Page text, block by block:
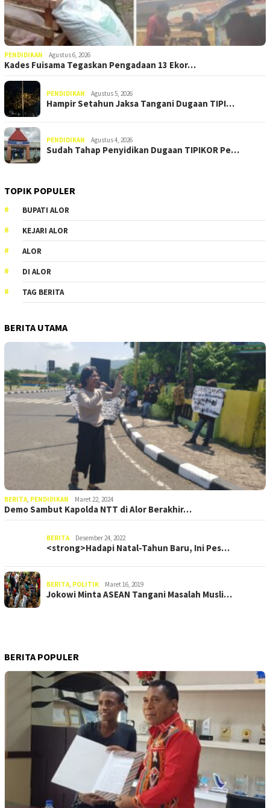
PENDIDIKAN Agustus 6, 2026
Kades Fuisama Tegaskan Pengadaan 13 Ekor…
PENDIDIKAN Agustus 5, 2026
Hampir Setahun Jaksa Tangani Dugaan TIPI…
PENDIDIKAN Agustus 4, 2026
Sudah Tahap Penyidikan Dugaan TIPIKOR Pe…
TOPIK POPULER
BUPATI ALOR
KEJARI ALOR
ALOR
DI ALOR
TAG BERITA
BERITA UTAMA
BERITA, PENDIDIKAN Maret 22, 2024
Demo Sambut Kapolda NTT di Alor Berakhir…
BERITA Desember 24, 2022
<strong>Hadapi Natal-Tahun Baru, Ini Pes…
BERITA, POLITIK Maret 16, 2019
Jokowi Minta ASEAN Tangani Masalah Musli…
BERITA POPULER